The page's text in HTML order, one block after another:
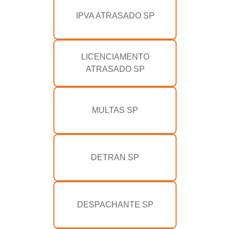
IPVA ATRASADO SP
LICENCIAMENTO
ATRASADO SP
MULTAS SP
DETRAN SP
DESPACHANTE SP